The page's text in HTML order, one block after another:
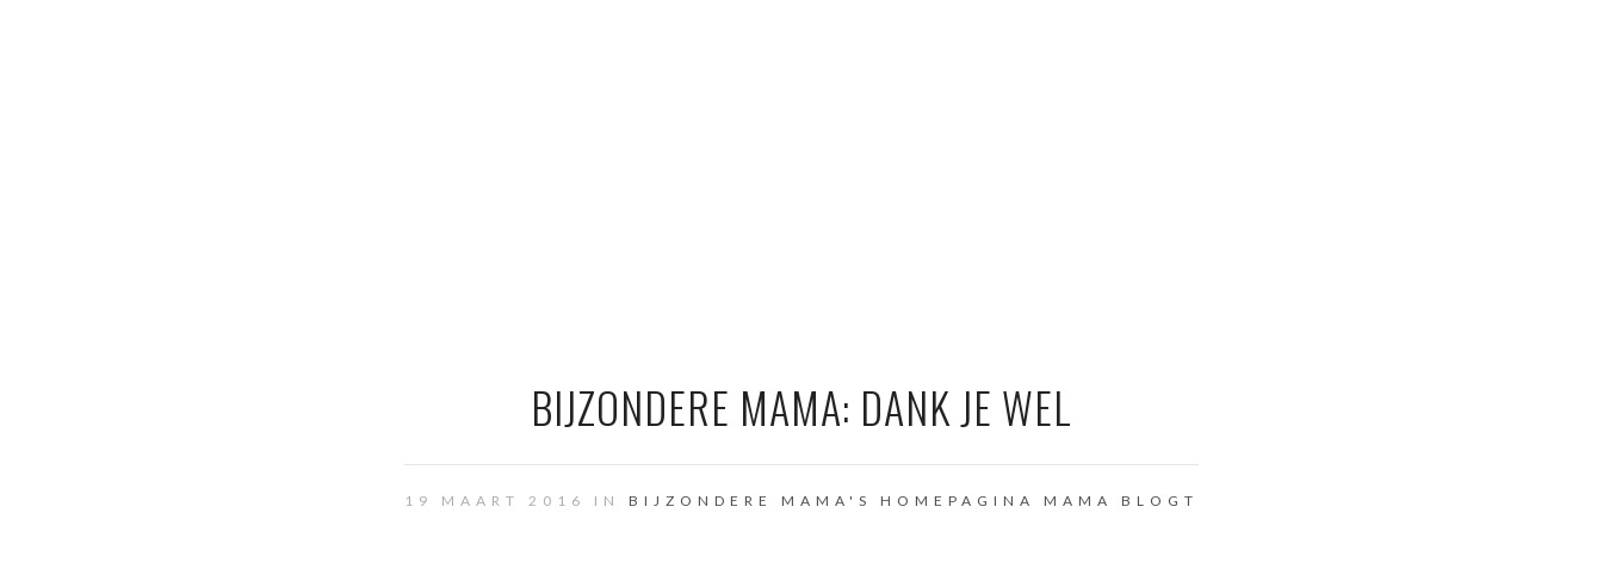
BIJZONDERE MAMA: DANK JE WEL
19 MAART 2016 IN BIJZONDERE MAMA'S HOMEPAGINA MAMA BLOGT